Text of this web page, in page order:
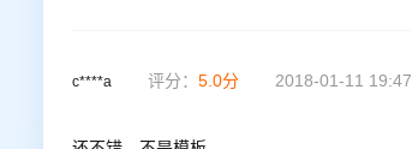
c****a 评分： 5.0分 2018-01-11 19:47